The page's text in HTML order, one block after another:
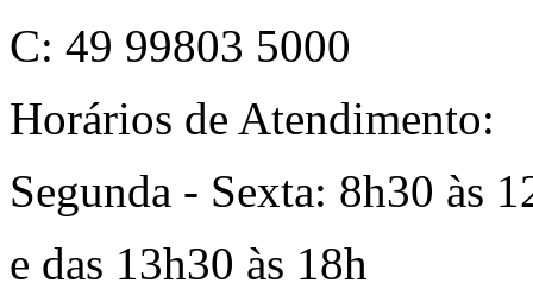
C: 49 99803 5000
Horários de Atendimento:
Segunda - Sexta: 8h30 às
e das 13h30 às 18h